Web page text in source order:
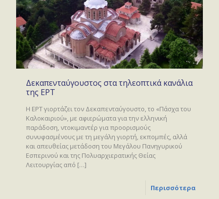
Δεκαπενταύγουστος στα τηλεοπτικά κανάλια
της ΕΡΤ
Η ΕΡΤ γιορτάζει τον Δεκαπενταύγουστο, το «Πάσχα του
Καλοκαιριού», με αφιερώματα για την ελληνική
παράδοση, ντοκιμαντέρ για προορισμούς
συνυφασμένους με τη μεγάλη γιορτή, εκπομπές, αλλά
και απευθείας μετάδοση του Μεγάλου Πανηγυρικού
Εσπερινού και της Πολυαρχιερατικής Θείας
Λειτουργίας από […]
Περισσότερα